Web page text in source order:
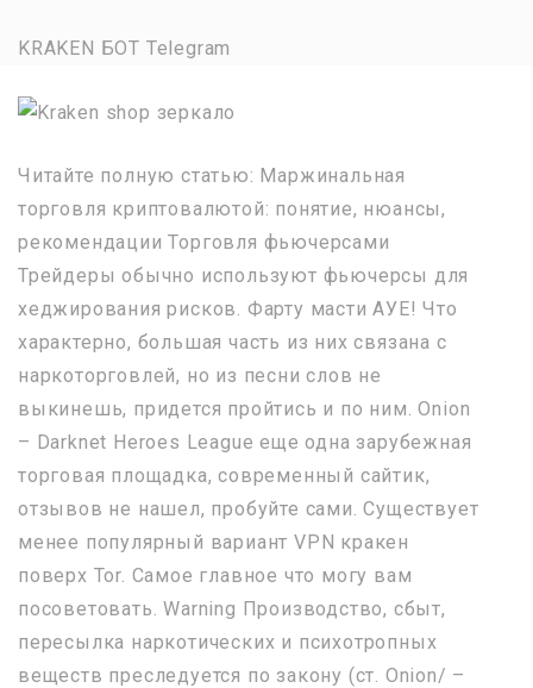
KRAKEN БОТ Telegram
Читайте полную статью: Маржинальная
торговля криптовалютой: понятие, нюансы,
рекомендации Торговля фьючерсами
Трейдеры обычно используют фьючерсы для
хеджирования рисков. Фарту масти АУЕ! Что
характерно, большая часть из них связана с
наркоторговлей, но из песни слов не
выкинешь, придется пройтись и по ним. Onion
– Darknet Heroes League еще одна зарубежная
торговая площадка, современный сайтик,
отзывов не нашел, пробуйте сами. Существует
менее популярный вариант VPN кракен
поверх Tor. Самое главное что могу вам
посоветовать. Warning Производство, сбыт,
пересылка наркотических и психотропных
веществ преследуется по закону (ст. Onion/ –